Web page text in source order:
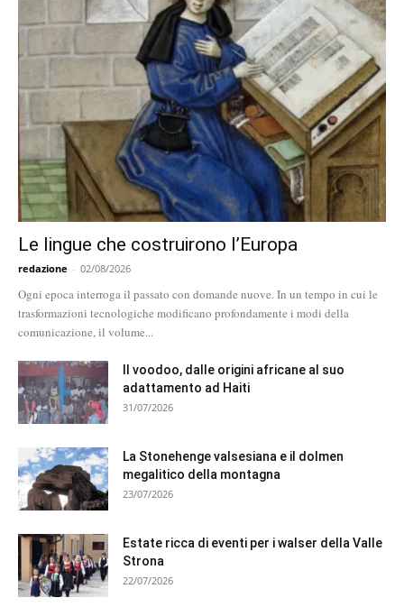
Le lingue che costruirono l’Europa
redazione - 02/08/2026
Ogni epoca interroga il passato con domande nuove. In un tempo in cui le
trasformazioni tecnologiche modificano profondamente i modi della
comunicazione, il volume...
Il voodoo, dalle origini africane al suo
adattamento ad Haiti
31/07/2026
La Stonehenge valsesiana e il dolmen
megalitico della montagna
23/07/2026
Estate ricca di eventi per i walser della Valle
Strona
22/07/2026